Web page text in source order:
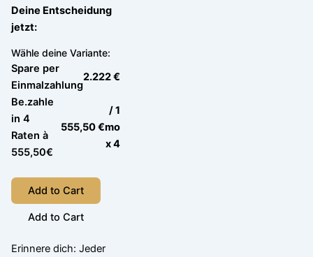
Deine Entscheidung
jetzt:
Wähle deine Variante:
Spare per
Einmalzahlung
2.222 €
Be.zahle
in 4
Raten à
555,50€
555,50 €
/ 1
mo
x 4
Add to Cart
Add to Cart
Erinnere dich: Jeder